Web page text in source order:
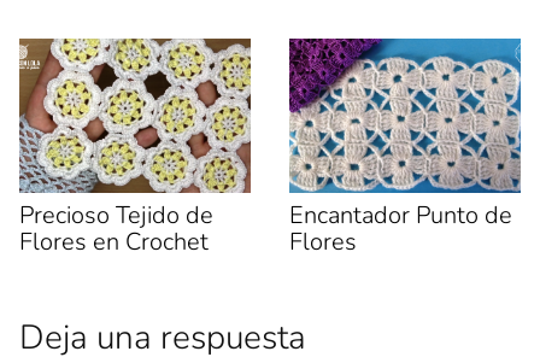
n
a
n
u
e
v
a
)
)
Precioso Tejido de
Flores en Crochet
Encantador Punto de
Flores
Deja una respuesta